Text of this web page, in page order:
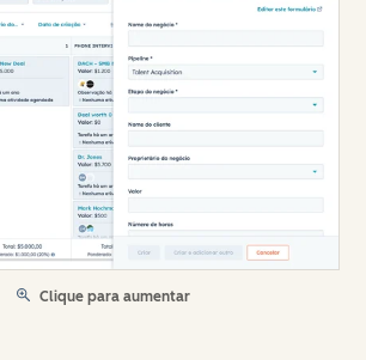
Clique para aumentar